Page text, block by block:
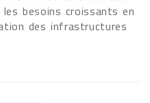
besoins croissants en
des infrastructures